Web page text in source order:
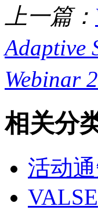
上一篇：
Adaptive
Webinar
相关分
活动
VALSE